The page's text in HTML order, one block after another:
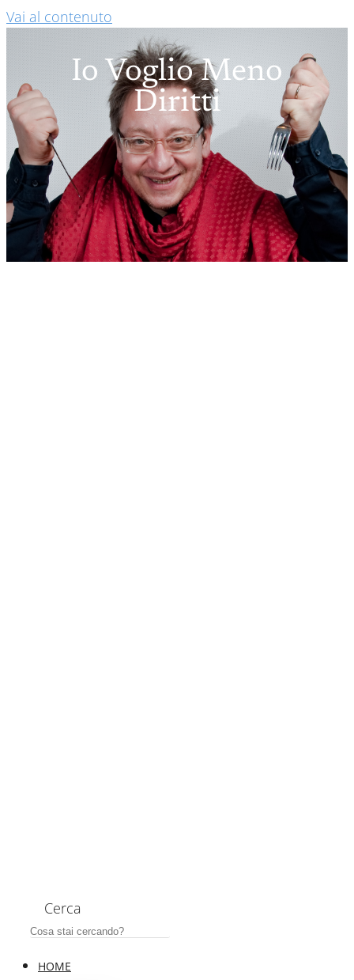
Vai al contenuto
Io Voglio Meno
Diritti
Cerca
HOME